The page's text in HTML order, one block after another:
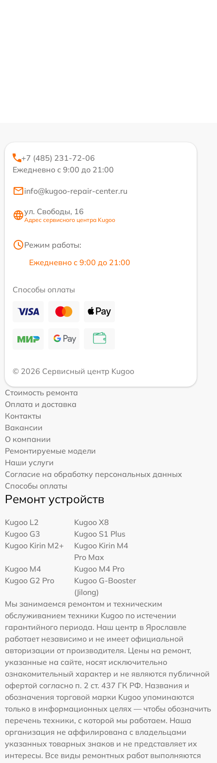
+7 (485) 231-72-06
Ежедневно с 9:00 до 21:00
info@kugoo-repair-center.ru
ул. Свободы, 16
Адрес сервисного центра Kugoo
Режим работы:
Ежедневно с 9:00 до 21:00
Способы оплаты
© 2026 Сервисный центр Kugoo
Стоимость ремонта
Оплата и доставка
Контакты
Вакансии
О компании
Ремонтируемые модели
Наши услуги
Согласие на обработку персональных данных
Способы оплаты
Ремонт устройств
Kugoo L2
Kugoo X8
Kugoo G3
Kugoo S1 Plus
Kugoo Kirin M2+
Kugoo Kirin M4
Pro Max
Kugoo M4
Kugoo M4 Pro
Kugoo G2 Pro
Kugoo G-Booster
(Jilong)
Мы занимаемся ремонтом и техническим
обслуживанием техники Kugoo по истечении
гарантийного периода. Наш центр в Ярославле
работает независимо и не имеет официальной
авторизации от производителя. Цены на ремонт,
указанные на сайте, носят исключительно
ознакомительный характер и не являются публичной
офертой согласно п. 2 ст. 437 ГК РФ. Названия и
обозначения торговой марки Kugoo упоминаются
только в информационных целях — чтобы обозначить
перечень техники, с которой мы работаем. Наша
организация не аффилирована с владельцами
указанных товарных знаков и не представляет их
интересы. Все виды ремонтных работ выполняются